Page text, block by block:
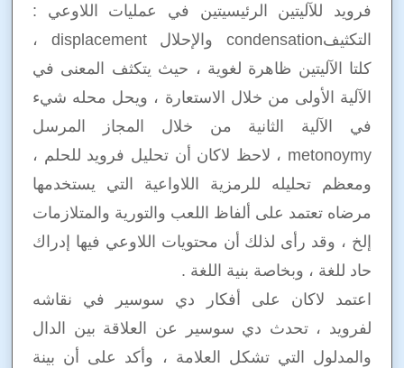
فرويد للآليتين الرئيسيتين في عمليات اللاوعي :
التكثيفcondensation والإحلال displacement ،
كلتا الآليتين ظاهرة لغوية ، حيث يتكثف المعنى في
الآلية الأولى من خلال الاستعارة ، ويحل محله شيء
في الآلية الثانية من خلال المجاز المرسل
metonoymy ، لاحظ لاكان أن تحليل فرويد للحلم ،
ومعظم تحليله للرمزية اللاواعية التي يستخدمها
مرضاه تعتمد على ألفاظ اللعب والتورية والمتلازمات
إلخ ، وقد رأى لذلك أن محتويات اللاوعي فيها إدراك
حاد للغة ، وبخاصة بنية اللغة .
اعتمد لاكان على أفكار دي سوسير في نقاشه
لفرويد ، تحدث دي سوسير عن العلاقة بين الدال
والمدلول التي تشكل العلامة ، وأكد على أن بينة